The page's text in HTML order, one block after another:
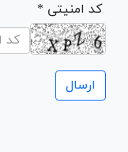
* کد امنیتی